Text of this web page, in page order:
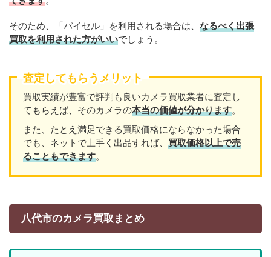
そのため、「バイセル」を利用される場合は、 なるべく出張
買取を利用された方がいいでしょう。
査定してもらうメリット
買取実績が豊富で評判も良いカメラ買取業者に査定し
てもらえば、そのカメラの本当の価値が分かります。
また、たとえ満足できる買取価格にならなかった場合
でも、ネットで上手く出品すれば、 買取価格以上で売
ることもできます。
八代市のカメラ買取まとめ